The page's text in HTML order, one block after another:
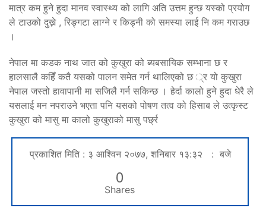
मात्र कम हुने हुदा मानव स्वास्थ्य को लागि अति उत्तम हुन्छ यस्को प्रयोग
ले टाउको दुख्ने , रिङ्गटा लाग्ने र किड्नी को समस्या लाई नि कम गराउछ
।
नेपाल मा कडक नाथ जात को कुखुरा को ब्यबसायिक सम्भाना छ र
हालसालै कहिँ कतै यसको पालन समेत गर्न थालिएको छ ्र यो कुखुरा
नेपाल जस्तो हावापानी मा सजिलै गर्न सकिन्छ । हेर्दा कालो हुने हुदा धेरै ले
यसलाई मन नपराउने भएता पनि यसको पोषण तत्व को हिसाब ले उत्कृस्ट
कुखुरा को मासु मा कालो कुखुराको मासु पर्छ्र
प्रकाशित मिति : ३ आश्विन २०७७, शनिबार १३:३२ : बजे
0
Shares